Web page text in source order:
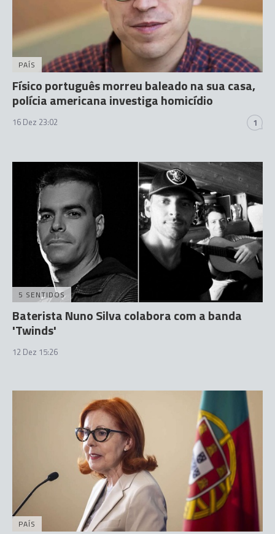
PAÍS
Físico português morreu baleado na sua casa,
polícia americana investiga homicídio
16 Dez 23:02 1
5 SENTIDOS
Baterista Nuno Silva colabora com a banda
'Twinds'
12 Dez 15:26
PAÍS